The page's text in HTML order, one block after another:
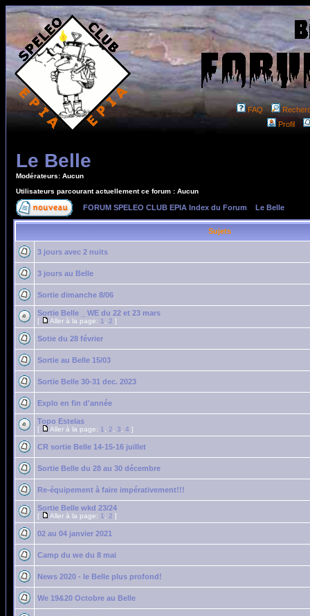
FAQ
Profil
Le Belle
Modérateurs: Aucun
Utilisateurs parcourant actuellement ce forum : Aucun
FORUM SPELEO CLUB EPIA Index du Forum Le Belle
Sujets
3 jours avec 2 nuits
3 jours au Belle
Sortie dimanche 8/06
Sortie Belle _ WE du 22 et 23 mars
[ Aller à la page: 1 2 ]
Sotie du 28 février
Sortie au Belle 15/03
Sortie Belle 30-31 dec. 2023
Explo en fin d'année
Topo Estelas
[ Aller à la page: 1 2 3 4 ]
CR sortie Belle 14-15-16 juillet
Sortie Belle du 28 au 30 décembre
Re-équipement à faire impérativement!!!
Sortie Belle wkd 23/24
[ Aller à la page: 1 2 ]
02 au 04 janvier 2021
Camp du we du 8 mai
News 2020 - le Belle plus profond!
We 19&20 Octobre au Belle